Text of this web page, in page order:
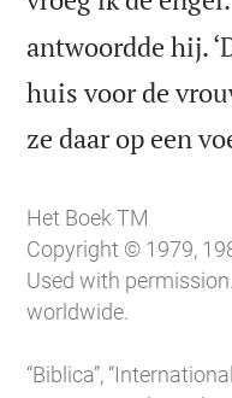
antwoordde hij.
huis voor de
ze daar op een
Het Boek TM
Copyright © 1979,
Used with
worldwide.
“Biblica”,